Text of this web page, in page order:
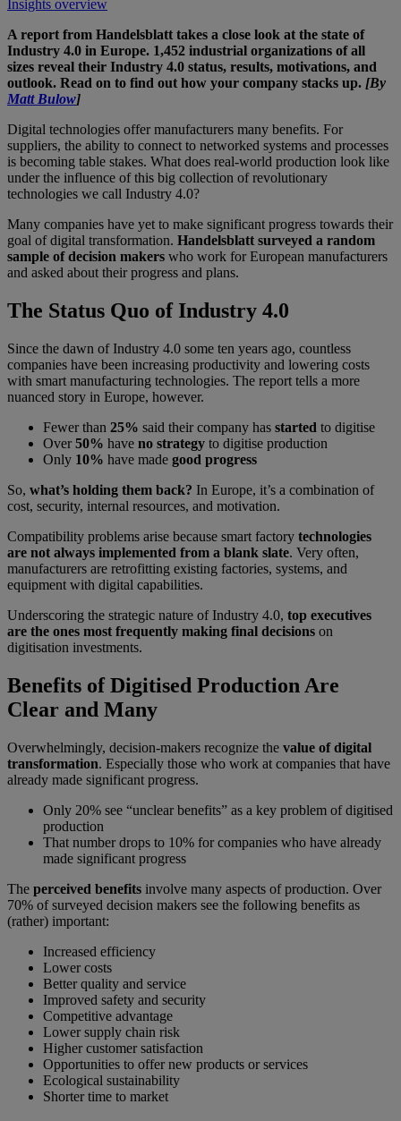
Insights overview
A report from Handelsblatt takes a close look at the state of
Industry 4.0 in Europe. 1,452 industrial organizations of all
sizes reveal their Industry 4.0 status, results, motivations, and
outlook. Read on to find out how your company stacks up. [By
Matt Bulow]
Digital technologies offer manufacturers many benefits. For
suppliers, the ability to connect to networked systems and processes
is becoming table stakes. What does real-world production look like
under the influence of this big collection of revolutionary
technologies we call Industry 4.0?
Many companies have yet to make significant progress towards their
goal of digital transformation. Handelsblatt surveyed a random
sample of decision makers who work for European manufacturers
and asked about their progress and plans.
The Status Quo of Industry 4.0
Since the dawn of Industry 4.0 some ten years ago, countless
companies have been increasing productivity and lowering costs
with smart manufacturing technologies. The report tells a more
nuanced story in Europe, however.
Fewer than 25% said their company has started to digitise
Over50% have no strategy to digitise production
Only 10% have made good progress
So, what’s holding them back? In Europe, it’s a combination of
cost, security, internal resources, and motivation.
Compatibility problems arise because smart factory technologies
are not always implemented from a blank slate. Very often,
manufacturers are retrofitting existing factories, systems, and
equipment with digital capabilities.
Underscoring the strategic nature of Industry 4.0, top executives
are the ones most frequently making final decisions on
digitisation investments.
Benefits of Digitised Production Are
Clear and Many
Overwhelmingly, decision-makers recognize the value of digital
transformation. Especially those who work at companies that have
already made significant progress.
Only 20% see “unclear benefits” as a key problem of digitised
production
That number drops to 10% for companies who have already
made significant progress
The perceived benefits involve many aspects of production. Over
70% of surveyed decision makers see the following benefits as
(rather) important:
Increased efficiency
Lower costs
Better quality and service
Improved safety and security
Competitive advantage
Lower supply chain risk
Higher customer satisfaction
Opportunities to offer new products or services
Ecological sustainability
Shorter time to market